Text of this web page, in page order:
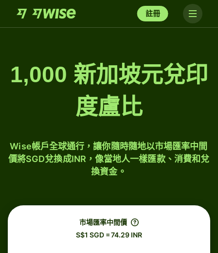
註冊
1,000 新加坡元兌印
度盧比
Wise帳戶全球通行，讓你隨時隨地以市場匯率中間
價將SGD兌換成INR，像當地人一樣匯款、消費和兌
換資金。
市場匯率中間價
S$1 SGD = 74.29 INR